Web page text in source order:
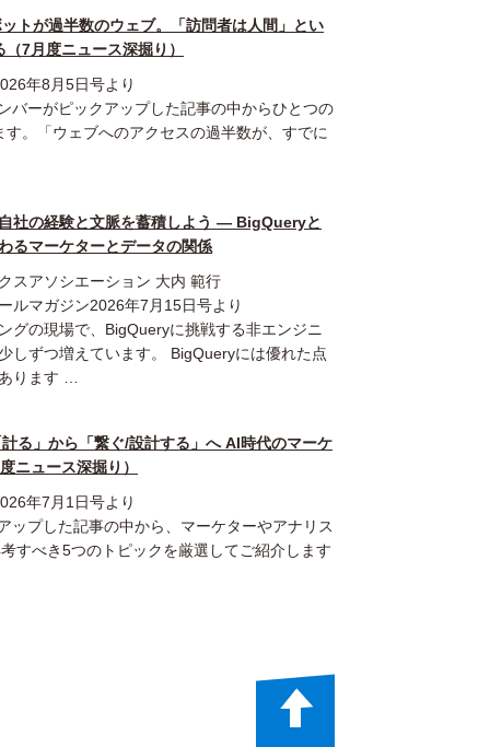
トが過半数のウェブ。「訪問者は人間」とい
7月度ニュース深掘り）
年8月5日号より
バーがピックアップした記事の中からひとつの
。「ウェブへのアクセスの過半数が、すでに
社の経験と文脈を蓄積しよう ― BigQueryと
るマーケターとデータの関係
スアソシエーション 大内 範行
ルマガジン2026年7月15日号より
グの現場で、BigQueryに挑戦する非エンジニ
しずつ増えています。 BigQueryには優れた点
ります …
る」から「繋ぐ/設計する」へ AI時代のマーケ
ニュース深掘り）
年7月1日号より
ップした記事の中から、マーケターやアナリス
すべき5つのトピックを厳選してご紹介します